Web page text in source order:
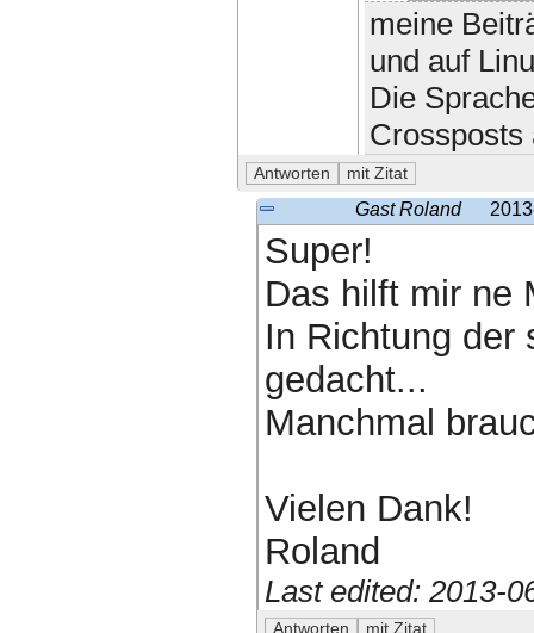
meine
und auf
Die
Gast Roland
Super!
Das hilft mir ne
In Richtung der
gedacht...
Manchmal
Vielen Dank!
Roland
Last edited: 2013-